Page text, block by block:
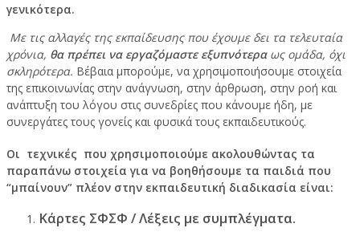
γενικότερα.
Με τις αλλαγές της εκπαίδευσης που έχουμε δει τα τελευταία
χρόνια, θα πρέπει να εργαζόμαστε εξυπνότεραως ομάδα, όχι
σκληρότερα. Βέβαια μπορούμε, να χρησιμοποιήσουμε στοιχεία
της επικοινωνίας στην ανάγνωση, στην άρθρωση, στην ροή και
ανάπτυξη του λόγου στις συνεδρίες που κάνουμε ήδη, με
συνεργάτες τους γονείς και φυσικά τους εκπαιδευτικούς.
Οι τεχνικές που χρησιμοποιούμε ακολουθώντας τα
παραπάνω στοιχεία για να βοηθήσουμε τα παιδιά που
“μπαίνουν” πλέον στην εκπαιδευτική διαδικασία είναι:
Κάρτες ΣΦΣΦ / Λέξεις με συμπλέγματα.